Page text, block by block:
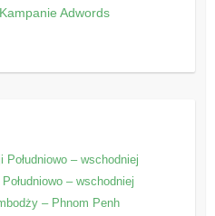
Adwords
Południowo – wschodniej
– wschodniej
– Phnom Penh